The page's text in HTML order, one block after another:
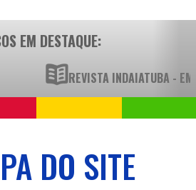
EM DESTAQUE:
REVISTA INDAIATUBA -
DO SITE